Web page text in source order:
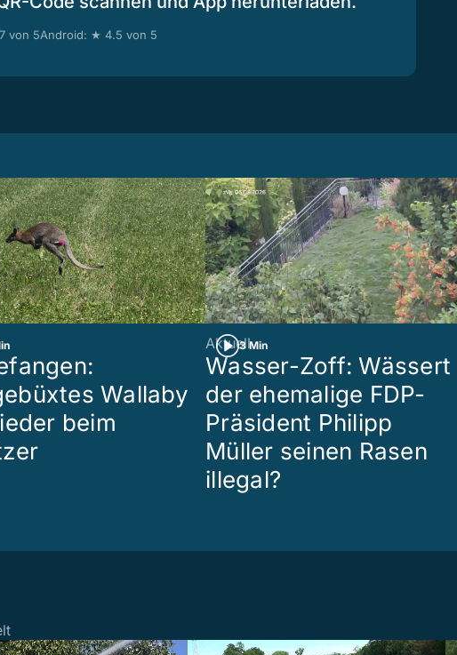
von 5Android: ★ 4.5 von 5
Wallaby
beim
3 Min
Aktuell
Wasser-Zoff: Wässert
der ehemalige FDP-
Präsident Philipp
Müller seinen Rasen
illegal?